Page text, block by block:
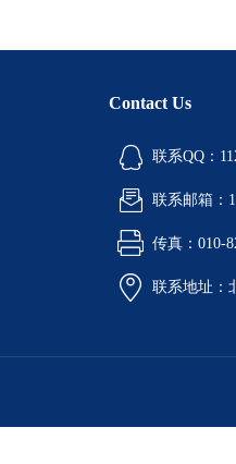
Contact Us
联系QQ：
联系邮箱：
传真：010-
联系地址：